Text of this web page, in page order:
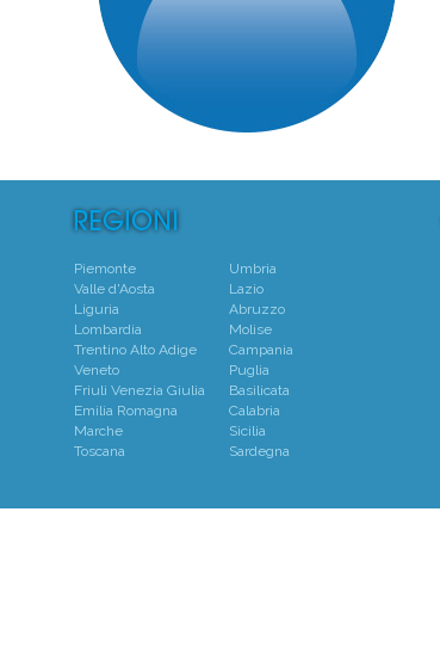
Piemonte
Valle d'Aosta
Liguria
Lombardia
Trentino Alto Adige
Veneto
Friuli Venezia Giulia
Emilia Romagna
Marche
Toscana
Umbria
Lazio
Abruzzo
Molise
Campania
Puglia
Basilicata
Calabria
Sicilia
Sardegna